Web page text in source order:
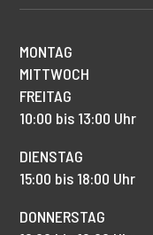
MONTAG
MITTWOCH
FREITAG
10:00 bis 13:00 Uhr
DIENSTAG
15:00 bis 18:00 Uhr
DONNERSTAG